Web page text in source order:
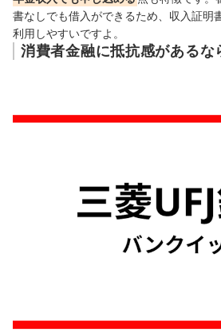
書なしでも借入ができるため、収入証明
利用しやすいですよ。
消費者金融に抵抗感があるな